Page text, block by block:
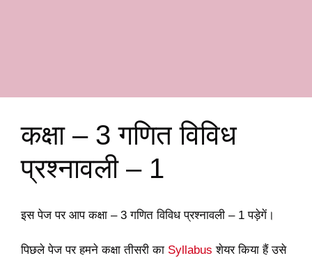
कक्षा – 3 गणित विविध
प्रश्नावली – 1
इस पेज पर आप कक्षा – 3 गणित विविध प्रश्नावली – 1 पड़ेगें।
पिछले पेज पर हमने कक्षा तीसरी का Syllabus शेयर किया हैं उसे